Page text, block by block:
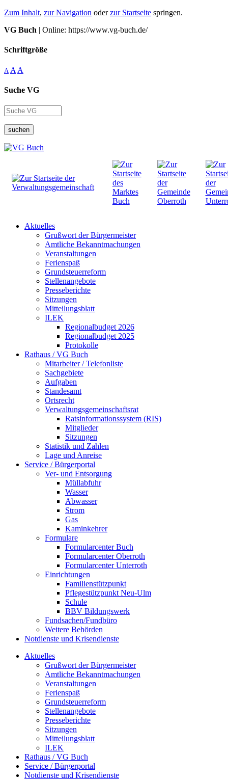
Zum Inhalt, zur Navigation oderzur Startseite springen.
VG Buch | Online: https://www.vg-buch.de/
Schriftgröße
A A A
Suche VG
suchen
Aktuelles
Grußwort der Bürgermeister
Amtliche Bekanntmachungen
Veranstaltungen
Ferienspaß
Grundsteuerreform
Stellenangebote
Presseberichte
Sitzungen
Mitteilungsblatt
ILEK
Regionalbudget 2026
Regionalbudget 2025
Protokolle
Rathaus / VG Buch
Mitarbeiter / Telefonliste
Sachgebiete
Aufgaben
Standesamt
Ortsrecht
Verwaltungsgemeinschaftsrat
Ratsinformationssystem (RIS)
Mitglieder
Sitzungen
Statistik und Zahlen
Lage und Anreise
Service / Bürgerportal
Ver- und Entsorgung
Müllabfuhr
Wasser
Abwasser
Strom
Gas
Kaminkehrer
Formulare
Formularcenter Buch
Formularcenter Oberroth
Formularcenter Unterroth
Einrichtungen
Familienstützpunkt
Pflegestützpunkt Neu-Ulm
Schule
BBV Bildungswerk
Fundsachen/Fundbüro
Weitere Behörden
Notdienste und Krisendienste
Aktuelles
Grußwort der Bürgermeister
Amtliche Bekanntmachungen
Veranstaltungen
Ferienspaß
Grundsteuerreform
Stellenangebote
Presseberichte
Sitzungen
Mitteilungsblatt
ILEK
Rathaus / VG Buch
Service / Bürgerportal
Notdienste und Krisendienste